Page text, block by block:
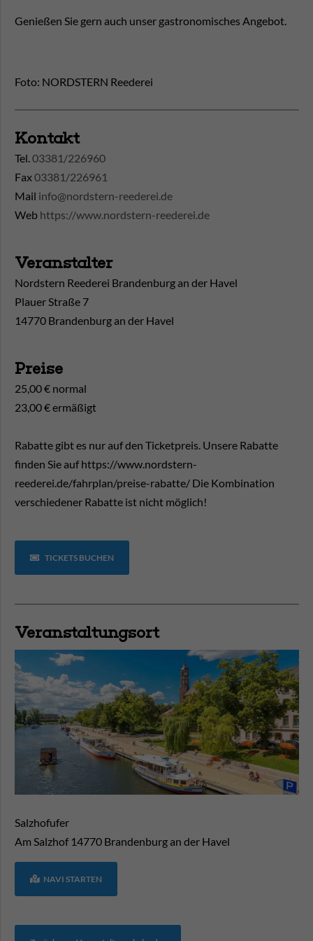
Genießen Sie gern auch unser gastronomisches Angebot.
Foto: NORDSTERN Reederei
Kontakt
Tel.03381/226960
Fax03381/226961
Mail info@nordstern-reederei.de
Web https://www.nordstern-reederei.de
Veranstalter
Nordstern Reederei Brandenburg an der Havel
Plauer Straße 7
14770 Brandenburg an der Havel
Preise
25,00 € normal
23,00 € ermäßigt
Rabatte gibt es nur auf den Ticketpreis. Unsere Rabatte
finden Sie auf https://www.nordstern-
reederei.de/fahrplan/preise-rabatte/ Die Kombination
verschiedener Rabatte ist nicht möglich!
TICKETS BUCHEN
Veranstaltungsort
Salzhofufer
Am Salzhof 14770 Brandenburg an der Havel
NAVI STARTEN